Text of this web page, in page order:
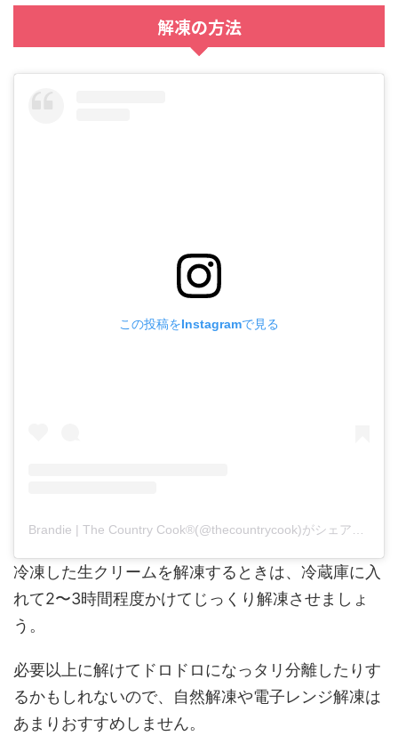
解凍の方法
この投稿をInstagramで見る
冷凍した生クリームを解凍するときは、冷蔵庫に入
れて2〜3時間程度かけてじっくり解凍させましょ
う。
必要以上に解けてドロドロになっタリ分離したりす
るかもしれないので、自然解凍や電子レンジ解凍は
あまりおすすめしません。